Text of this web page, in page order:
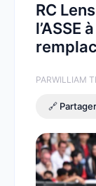
RC
l’ASSE
PARWILLIAM
🔗 Partager